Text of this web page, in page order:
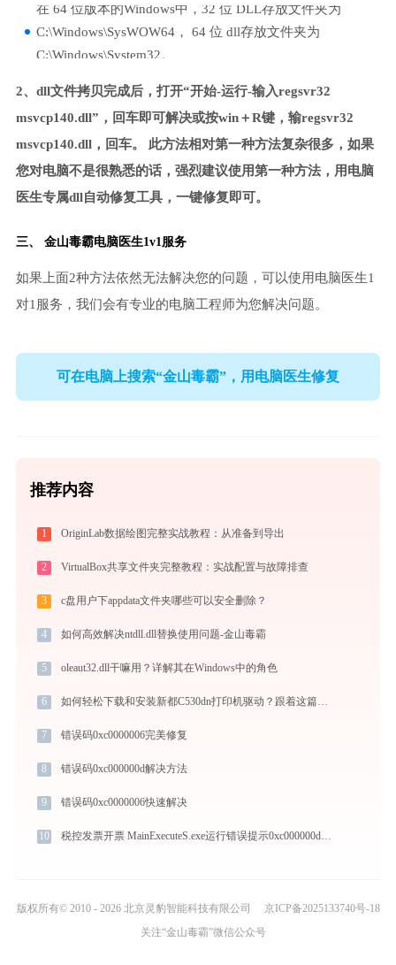
在 64 位版本的Windows中，32 位 DLL存放文件夹为
C:\Windows\SysWOW64， 64 位 dll存放文件夹为
C:\Windows\System32。
2、dll文件拷贝完成后，打开“开始-运行-输入regsvr32
msvcp140.dll”，回车即可解决或按win＋R键，输regsvr32
msvcp140.dll，回车。 此方法相对第一种方法复杂很多，如果
您对电脑不是很熟悉的话，强烈建议使用第一种方法，用电脑
医生专属dll自动修复工具，一键修复即可。
三、 金山毒霸电脑医生1v1服务
如果上面2种方法依然无法解决您的问题，可以使用电脑医生1
对1服务，我们会有专业的电脑工程师为您解决问题。
可在电脑上搜索“金山毒霸”，用电脑医生修复
推荐内容
1 OriginLab数据绘图完整实战教程：从准备到导出
2 VirtualBox共享文件夹完整教程：实战配置与故障排查
3 c盘用户下appdata文件夹哪些可以安全删除？
4 如何高效解决ntdll.dll替换使用问题-金山毒霸
5 oleaut32.dll干嘛用？详解其在Windows中的角色
6 如何轻松下载和安装新都C530dn打印机驱动？跟着这篇指南走
7 错误码0xc0000006完美修复
8 错误码0xc000000d解决方法
9 错误码0xc0000006快速解决
10 税控发票开票 MainExecuteS.exe运行错误提示0xc000000d的解决办法
版权所有© 2010 - 2026 北京灵豹智能科技有限公司
京ICP备2025133740号-18
关注“金山毒霸”微信公众号